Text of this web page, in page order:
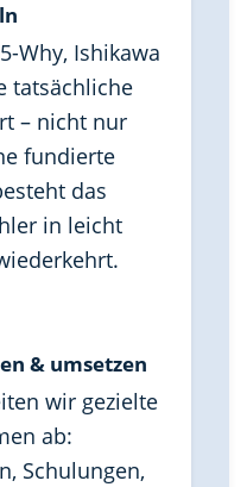
Why, Ishikawa
tatsächliche
– nicht nur
fundierte
das
in leicht
& umsetzen
wir gezielte
ab:
Schulungen,